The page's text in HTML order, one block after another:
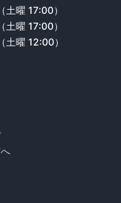
曜 17:00）
曜 17:00）
曜 12:00）